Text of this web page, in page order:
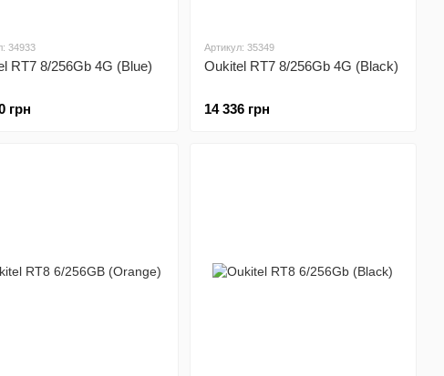
34933
RT7 8/256Gb 4G (Blue)
грн
Артикул: 35349
Oukitel RT7 8/256Gb 4G (Black)
14 336 грн